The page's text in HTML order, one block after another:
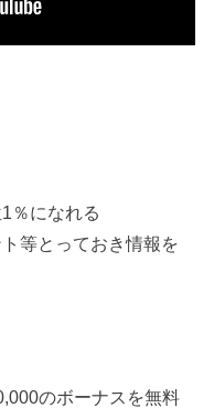
％になれる
等とっておき情報を
のボーナスを無料